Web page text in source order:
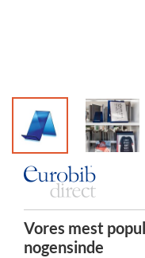
Vores mest
nogensinde